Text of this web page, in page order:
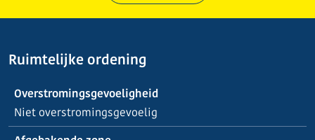
Ruimtelijke ordening
Overstromingsgevoeligheid
Niet overstromingsgevoelig